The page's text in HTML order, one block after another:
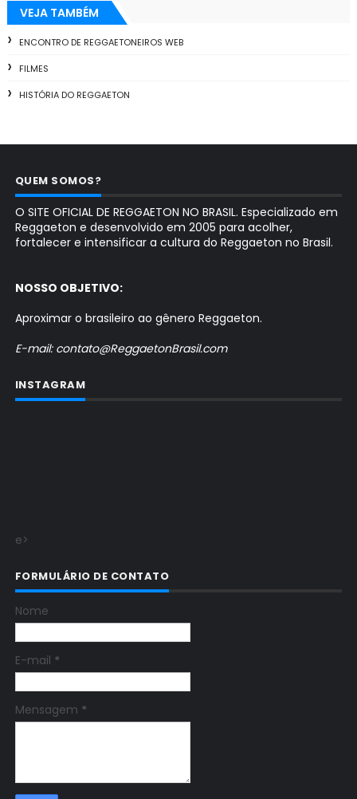
VEJA TAMBÉM
ENCONTRO DE REGGAETONEIROS WEB
FILMES
HISTÓRIA DO REGGAETON
QUEM SOMOS?
O SITE OFICIAL DE REGGAETON NO BRASIL. Especializado em
Reggaeton e desenvolvido em 2005 para acolher,
fortalecer e intensificar a cultura do Reggaeton no Brasil.
NOSSO OBJETIVO:
Aproximar o brasileiro ao gênero Reggaeton.
E-mail: contato@ReggaetonBrasil.com
INSTAGRAM
e>
FORMULÁRIO DE CONTATO
Nome
E-mail *
Mensagem *